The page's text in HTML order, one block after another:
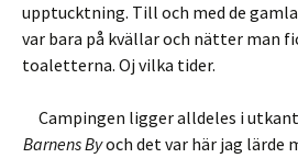
upptucktning. Till och med de
var bara på kvällar och nätter man
toaletterna. Oj vilka tider.
Campingen ligger alldeles i
Barnens Byoch det var här jag lärde